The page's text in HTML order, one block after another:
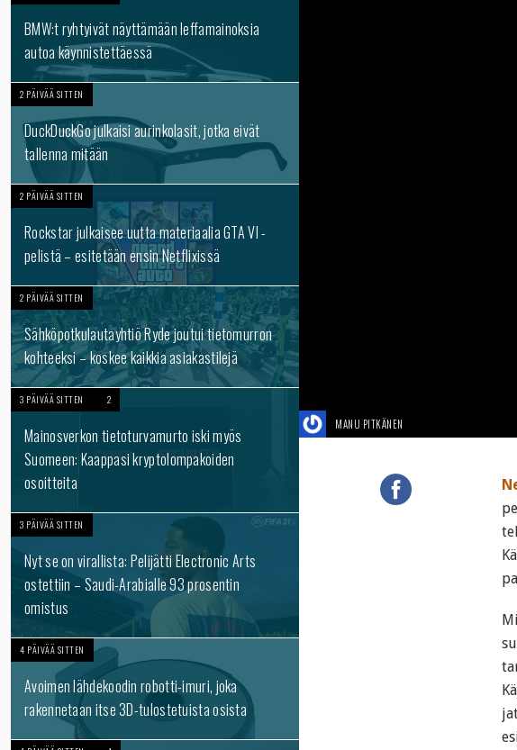
BMW:t ryhtyivät näyttämään leffamainoksia
autoa käynnistettäessä
2 PÄIVÄÄ SITTEN
DuckDuckGo julkaisi aurinkolasit, jotka eivät
tallenna mitään
2 PÄIVÄÄ SITTEN
Rockstar julkaisee uutta materiaalia GTA VI -
pelistä – esitetään ensin Netflixissä
2 PÄIVÄÄ SITTEN
Sähköpotkulautayhtiö Ryde joutui tietomurron
kohteeksi – koskee kaikkia asiakastilejä
3 PÄIVÄÄ SITTEN 2
Mainosverkon tietoturvamurto iski myös
Suomeen: Kaappasi kryptolompakoiden
osoitteita
3 PÄIVÄÄ SITTEN
Nyt se on virallista: Pelijätti Electronic Arts
ostettiin – Saudi-Arabialle 93 prosentin
omistus
4 PÄIVÄÄ SITTEN
Avoimen lähdekoodin robotti-imuri, joka
rakennetaan itse 3D-tulostetuista osista
MANU PITKÄNEN